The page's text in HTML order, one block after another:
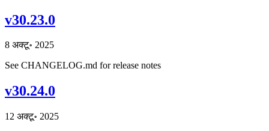
v30.23.0
8 अक्टू॰ 2025
See CHANGELOG.md for release notes
v30.24.0
12 अक्टू॰ 2025